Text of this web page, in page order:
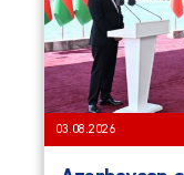
03.08.2026